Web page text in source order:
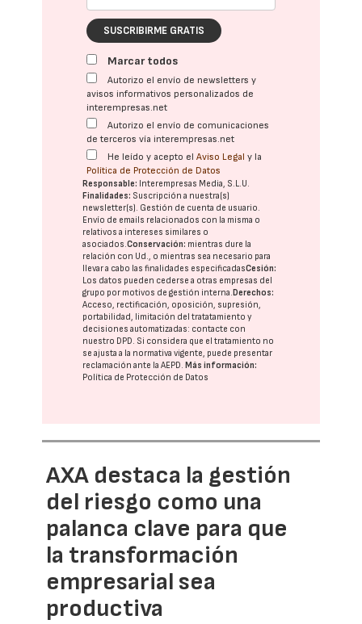
SUSCRIBIRME GRATIS
Marcar todos
Autorizo el envío de newsletters y
avisos informativos personalizados de
interempresas.net
Autorizo el envío de comunicaciones
de terceros vía interempresas.net
He leído y acepto elAviso Legal y la
Política de Protección de Datos
Responsable: Interempresas Media, S.L.U.
Finalidades: Suscripción a nuestra(s)
newsletter(s). Gestión de cuenta de usuario.
Envío de emails relacionados con la misma o
relativos a intereses similares o
asociados.Conservación: mientras dure la
relación con Ud., o mientras sea necesario para
llevar a cabo las finalidades especificadasCesión:
Los datos pueden cederse a otras empresas del
grupo por motivos de gestión interna.Derechos:
Acceso, rectificación, oposición, supresión,
portabilidad, limitación del tratatamiento y
decisiones automatizadas: contacte con
nuestro DPD. Si considera que el tratamiento no
se ajusta a la normativa vigente, puede presentar
reclamación ante laAEPD.Más información:
Política de Protección de Datos
AXA destaca la gestión
del riesgo como una
palanca clave para que
la transformación
empresarial sea
productiva